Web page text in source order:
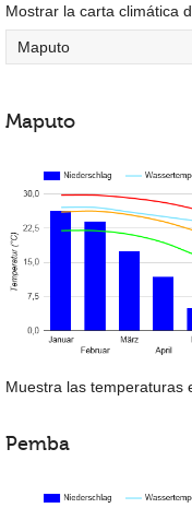
Mostrar la carta climática
Maputo
Muestra las temperaturas
Pemba